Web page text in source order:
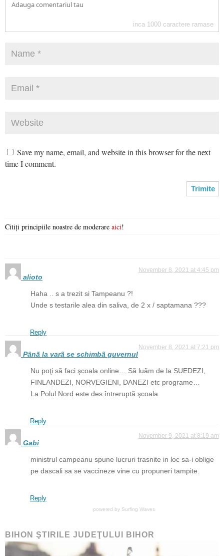
inca 1000 caractere ramase
Save my name, email, and website in this browser for the next
time I comment.
Citiți principiile noastre de moderare aici!
alioto
November 8, 2021 at 4:45 pm
Haha .. s a trezit si Tampeanu ?!
Unde s testarile alea din saliva, de 2 x / saptamana ???
Reply
Pânã la varã se schimbã guvernul
November 8, 2021 at 7:21 pm
Nu poţi sã faci şcoala online… Sã luãm de la SUEDEZI,
FINLANDEZI, NORVEGIENI, DANEZI etc programe…
La Polul Nord este des întreruptã şcoala.
Reply
Gabi
November 9, 2021 at 8:19 am
ministrul campeanu spune lucruri trasnite in loc sa-i oblige
pe dascali sa se vaccineze vine cu propuneri tampite.
Reply
powered by Surfing Waves
BIHON ŞTIRILE JUDEŢULUI BIHOR